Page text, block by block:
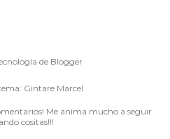
de Blogger
Gintare Marcel
Me anima mucho a seguir
cositas!!!